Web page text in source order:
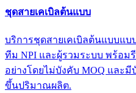
ชุดสายเคเบิลต้นแบบ
บริการชุดสายเคเบิลต้นแบบแบ
ทีม NPI และผู้รวมระบบ พร้อม
อย่างโดยไม่บังคับ MOQ และ
ขึ้นปริมาณผลิต.